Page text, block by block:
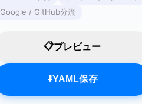
Google / GitHub分流
📋プレビュー
⬇️YAML保存